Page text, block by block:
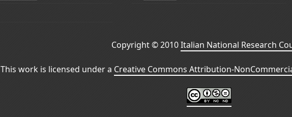
Copyright © 2010Italian National Research
This work is licensed under a Creative Commons Attribution-